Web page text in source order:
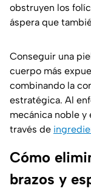
obstruyen los
áspera que
Conseguir una
cuerpo más
combinando la
estratégica. Al
mecánica noble
través de
Cómo
brazos y